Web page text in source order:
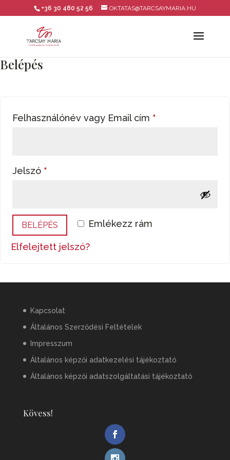
+36 30 480 52 56 OKTATAS@TARCSAYMARIA.HU
Belépés
Felhasználónév vagy Email cím *
Jelszó *
Emlékezz rám
BELÉPÉS
Elfelejtett jelszó?
Kapcsolat
Általános Szerződési Feltételek
Impresszum
Általános képzői adatkezelési tájékoztató
Általános képzői adatszolgáltatási tájékoztató
Kövess!